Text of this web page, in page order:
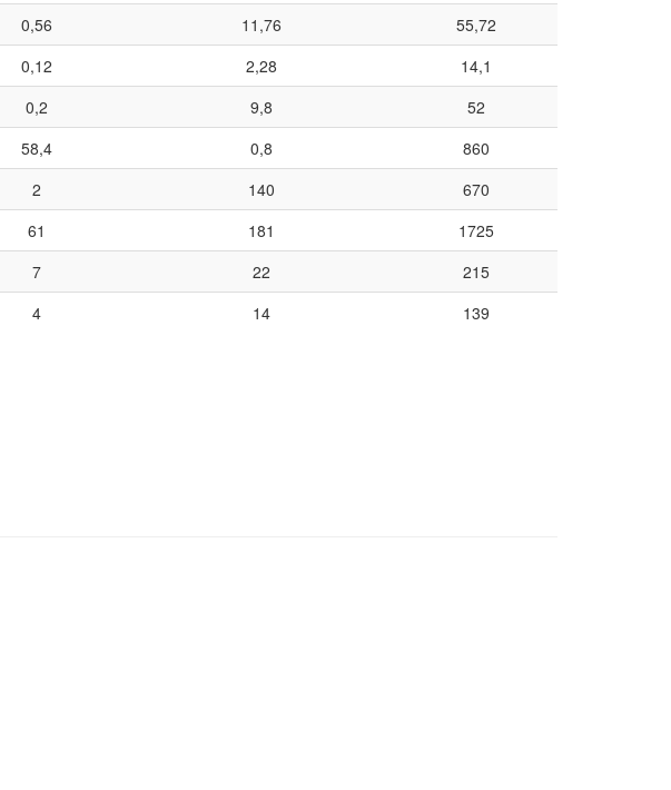
0,56 11,76
55,72
0,12 2,28
14,1
0,2 9,8
52
58,4 0,8
860
2 140
670
61 181
1725
7 22
215
4 14 139